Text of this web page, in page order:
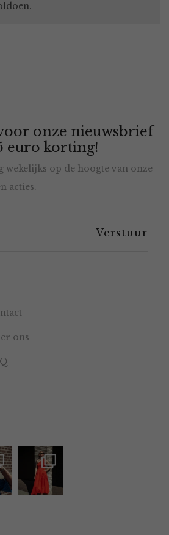
onze nieuwsbrief
euro korting!
wekelijks op de hoogte van onze
acties.
ons